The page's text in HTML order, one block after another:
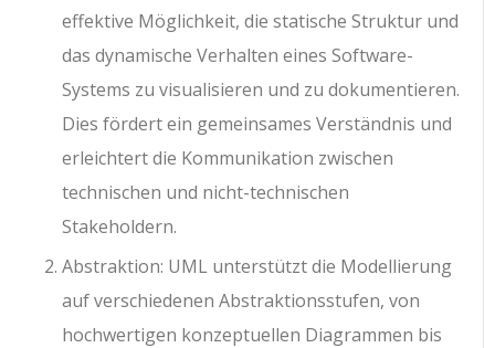
effektive Möglichkeit, die statische Struktur und
das dynamische Verhalten eines Software-
Systems zu visualisieren und zu dokumentieren.
Dies fördert ein gemeinsames Verständnis und
erleichtert die Kommunikation zwischen
technischen und nicht-technischen
Stakeholdern.
Abstraktion: UML unterstützt die Modellierung
auf verschiedenen Abstraktionsstufen, von
hochwertigen konzeptuellen Diagrammen bis